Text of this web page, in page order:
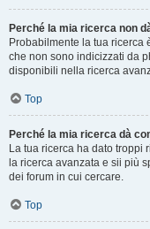
Perché la mia ricerca non
Probabilmente la tua ricerca
che non sono indicizzati da
disponibili nella ricerca
Top
Perché la mia ricerca dà
La tua ricerca ha dato troppi
la ricerca avanzata e sii più
dei forum in cui cercare.
Top